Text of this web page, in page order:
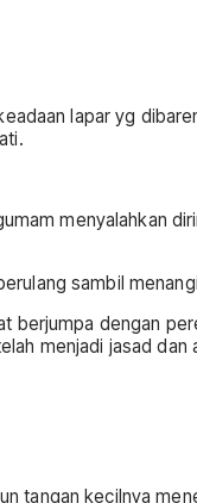
lapar yg
menyalahkan
sambil
berjumpa dengan
menjadi jasad
tangan kecilnya